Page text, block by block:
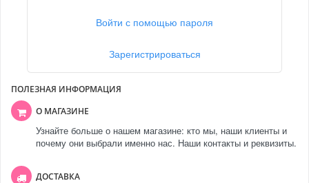
Войти с помощью пароля
Зарегистрироваться
ПОЛЕЗНАЯ ИНФОРМАЦИЯ
О МАГАЗИНЕ
Узнайте больше о нашем магазине: кто мы, наши клиенты и
почему они выбрали именно нас. Наши контакты и реквизиты.
ДОСТАВКА